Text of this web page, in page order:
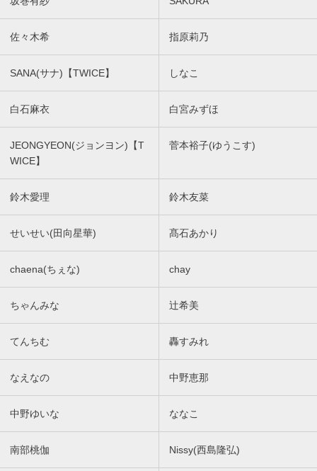
佐々木希 指原莉乃
SANA(サナ)【TWICE】 しなこ
白石麻衣 白宮みずほ
JEONGYEON(ジョンヨン)【T
WICE】
菅本裕子(ゆうこす)
鈴木愛理 鈴木友菜
せいせい(田向星華) 髙石あかり
chaena(ちぇな) chay
ちゃんみな 辻希美
てんちむ 轟すみれ
なえなの 中野恵那
中野ゆいな ななこ
南部桃伽 Nissy(西島隆弘)